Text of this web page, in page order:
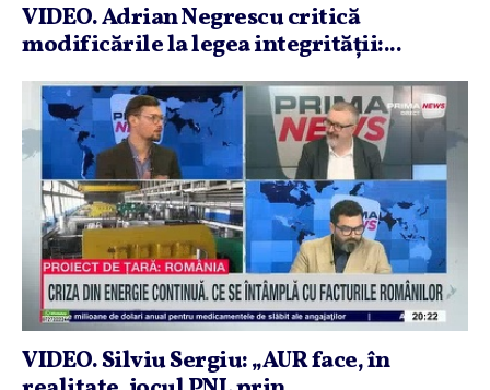
VIDEO. Adrian Negrescu critică
modificările la legea integrităţii:...
VIDEO. Silviu Sergiu: „AUR face, în